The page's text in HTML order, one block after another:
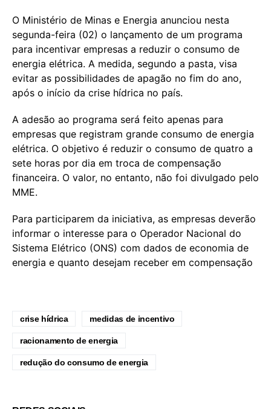
O Ministério de Minas e Energia anunciou nesta
segunda-feira (02) o lançamento de um programa
para incentivar empresas a reduzir o consumo de
energia elétrica. A medida, segundo a pasta, visa
evitar as possibilidades de apagão no fim do ano,
após o início da crise hídrica no país.
A adesão ao programa será feito apenas para
empresas que registram grande consumo de energia
elétrica. O objetivo é reduzir o consumo de quatro a
sete horas por dia em troca de compensação
financeira. O valor, no entanto, não foi divulgado pelo
MME.
Para participarem da iniciativa, as empresas deverão
informar o interesse para o Operador Nacional do
Sistema Elétrico (ONS) com dados de economia de
energia e quanto desejam receber em compensação
crise hídrica medidas de incentivo
racionamento de energia
redução do consumo de energia